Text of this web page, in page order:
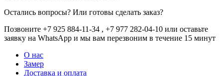
Остались вопросы? Или готовы сделать заказ?
Позвоните +7 925 884-11-34 , +7 977 282-04-10 или оставьте
заявку на WhatsApp и мы вам перезвоним в течение 15 минут
О нас
Замер
Доставка и оплата